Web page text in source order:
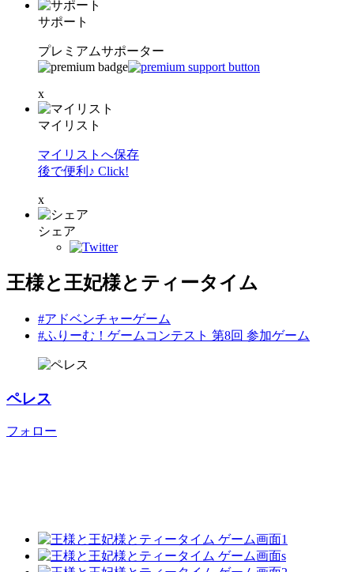
サポート
プレミアムサポーター
x
マイリスト
マイリストへ保存
後で便利♪ Click!
x
シェア
王様と王妃様とティータイム
#アドベンチャーゲーム
#ふりーむ！ゲームコンテスト 第8回 参加ゲーム
ペレス
フォロー